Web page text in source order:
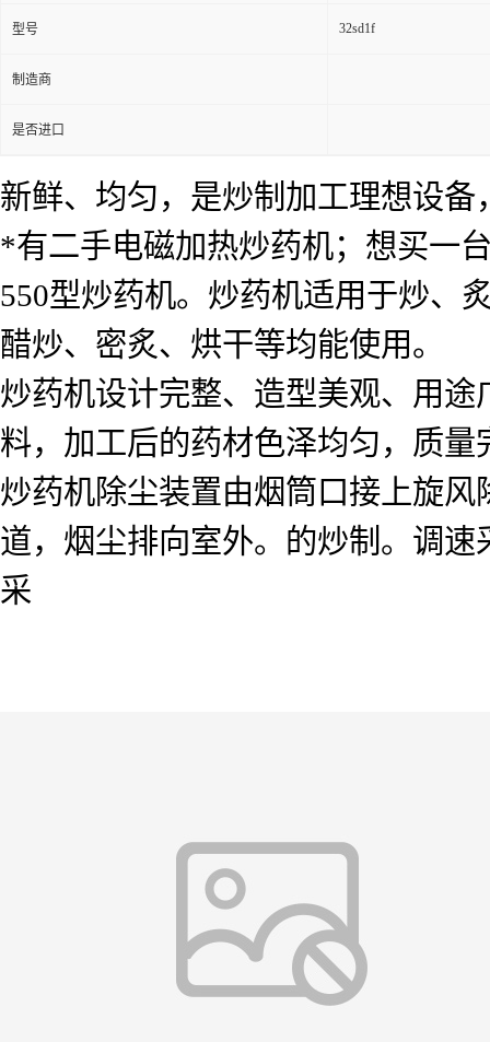
型号 32sd1f
制造商
是否进口
新鲜、均匀，是炒制加工理想设备
*有二手电磁加热炒药机；想买一
550型炒药机。炒药机适用于炒、
醋炒、密炙、烘干等均能使用。
炒药机设计完整、造型美观、用
料，加工后的药材色泽均匀，质量
炒药机除尘装置由烟筒口接上旋
道，烟尘排向室外。的炒制。调
采